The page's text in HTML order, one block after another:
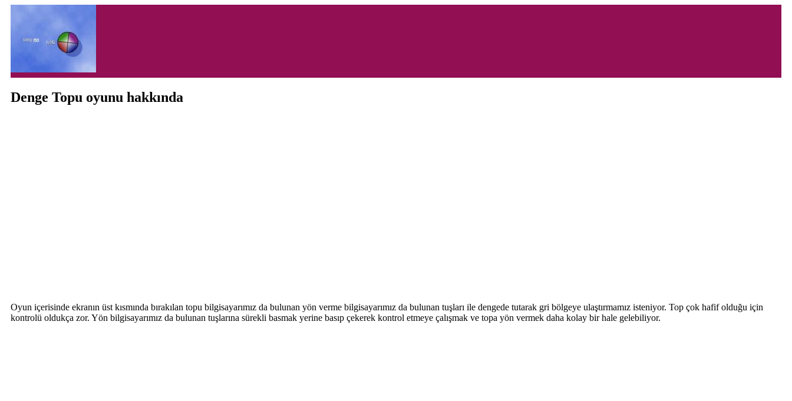
Denge Topu oyunu hakkında
Oyun içerisinde ekranın üst kısmında bırakılan topu bilgisayarımız da bulunan yön verme bilgisayarımız da bulunan tuşları ile dengede tutarak gri bölgeye ulaştırmamız isteniyor. Top çok hafif olduğu için
kontrolü oldukça zor. Yön bilgisayarımız da bulunan tuşlarına sürekli basmak yerine basıp çekerek kontrol etmeye çalışmak ve topa yön vermek daha kolay bir hale gelebiliyor.